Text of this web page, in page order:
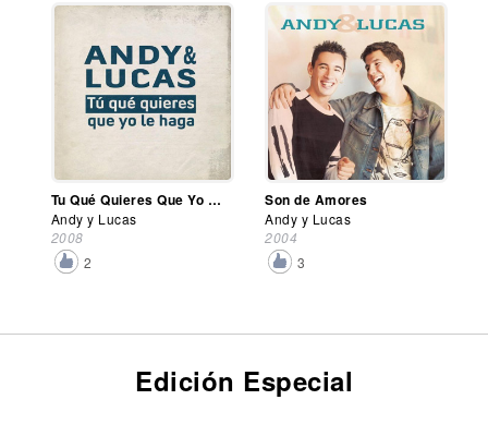
Tu Qué Quieres Que Yo Le Haga
Andy y Lucas
2008
2
Son de Amores
Andy y Lucas
2004
3
Edición Especial